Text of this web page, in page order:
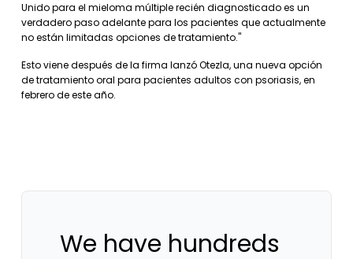
Unido para el mieloma múltiple recién diagnosticado es un
verdadero paso adelante para los pacientes que actualmente
no están limitadas opciones de tratamiento."
Esto viene después de la firma lanzó Otezla, una nueva opción
de tratamiento oral para pacientes adultos con psoriasis, en
febrero de este año.
We have hundreds